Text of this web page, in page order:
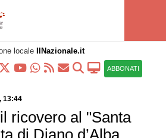
locale IlNazionale.it
ABBONATI
13:44
ricovero al "Santa
di Diano d’Alba